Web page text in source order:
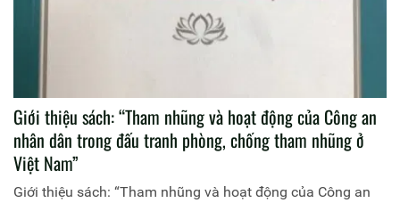
Giới thiệu sách: “Tham nhũng và hoạt động của Công an
nhân dân trong đấu tranh phòng, chống tham nhũng ở
Việt Nam”
Giới thiệu sách: “Tham nhũng và hoạt động của Công an